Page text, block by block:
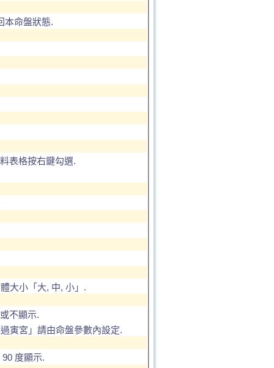
本命盤狀態.
表格按右鍵勾選.
大小「大, 中, 小」.
不顯示.
寅宮」請由命盤參數內設定.
度顯示.